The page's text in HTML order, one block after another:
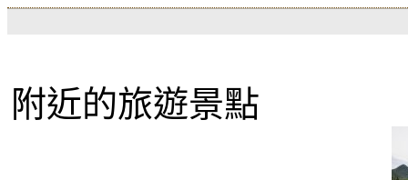
附近的旅遊景點